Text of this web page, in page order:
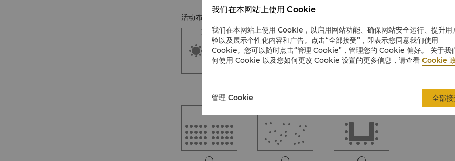
活动布局
圆桌式 董事会 课堂
我们在本网站上使用 Cookie
我们在本网站上使用 Cookie，以启用网站功能、确保网站安全运行、提升用
验以及展示个性化内容和广告。点击“全部接受”，即表示您同意我们使用
Cookie。您可以随时点击“管理 Cookie”，管理您的 Cookie 偏好。 关于我
何使用 Cookie 以及您如何更改 Cookie 设置的更多信息，请查看 Cookie
管理 Cookie 全部接